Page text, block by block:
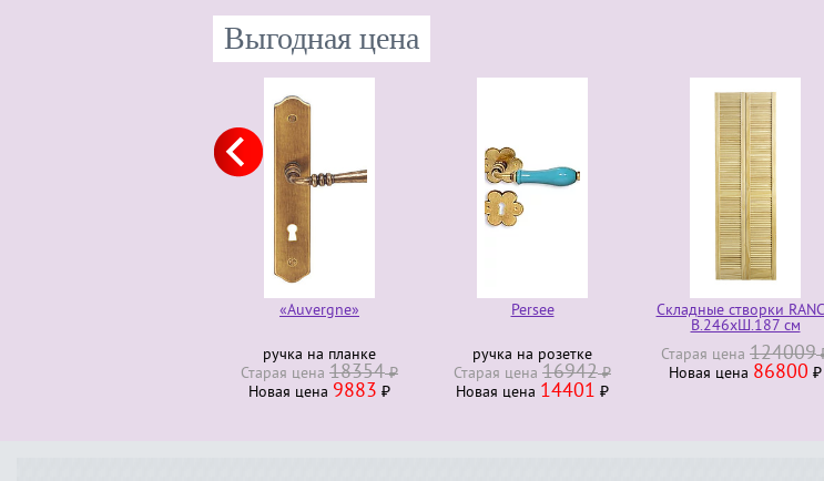
Выгодная цена
«Auvergne»
ручка на планке
Старая ценa 18354₽
Новая ценa 9883 ₽
Persee
ручка на розетке
Старая ценa 16942₽
Новая ценa 14401 ₽
Складные створки
В.246хШ.187 см
Старая ценa 124009
Новая ценa 86800 ₽